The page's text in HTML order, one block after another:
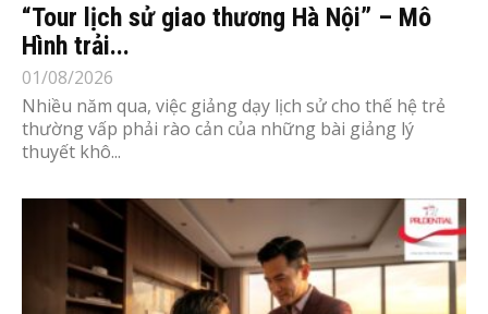
“Tour lịch sử giao thương Hà Nội” – Mô
Hình trải...
01/08/2026
Nhiều năm qua, việc giảng dạy lịch sử cho thế hệ trẻ
thường vấp phải rào cản của những bài giảng lý
thuyết khô...